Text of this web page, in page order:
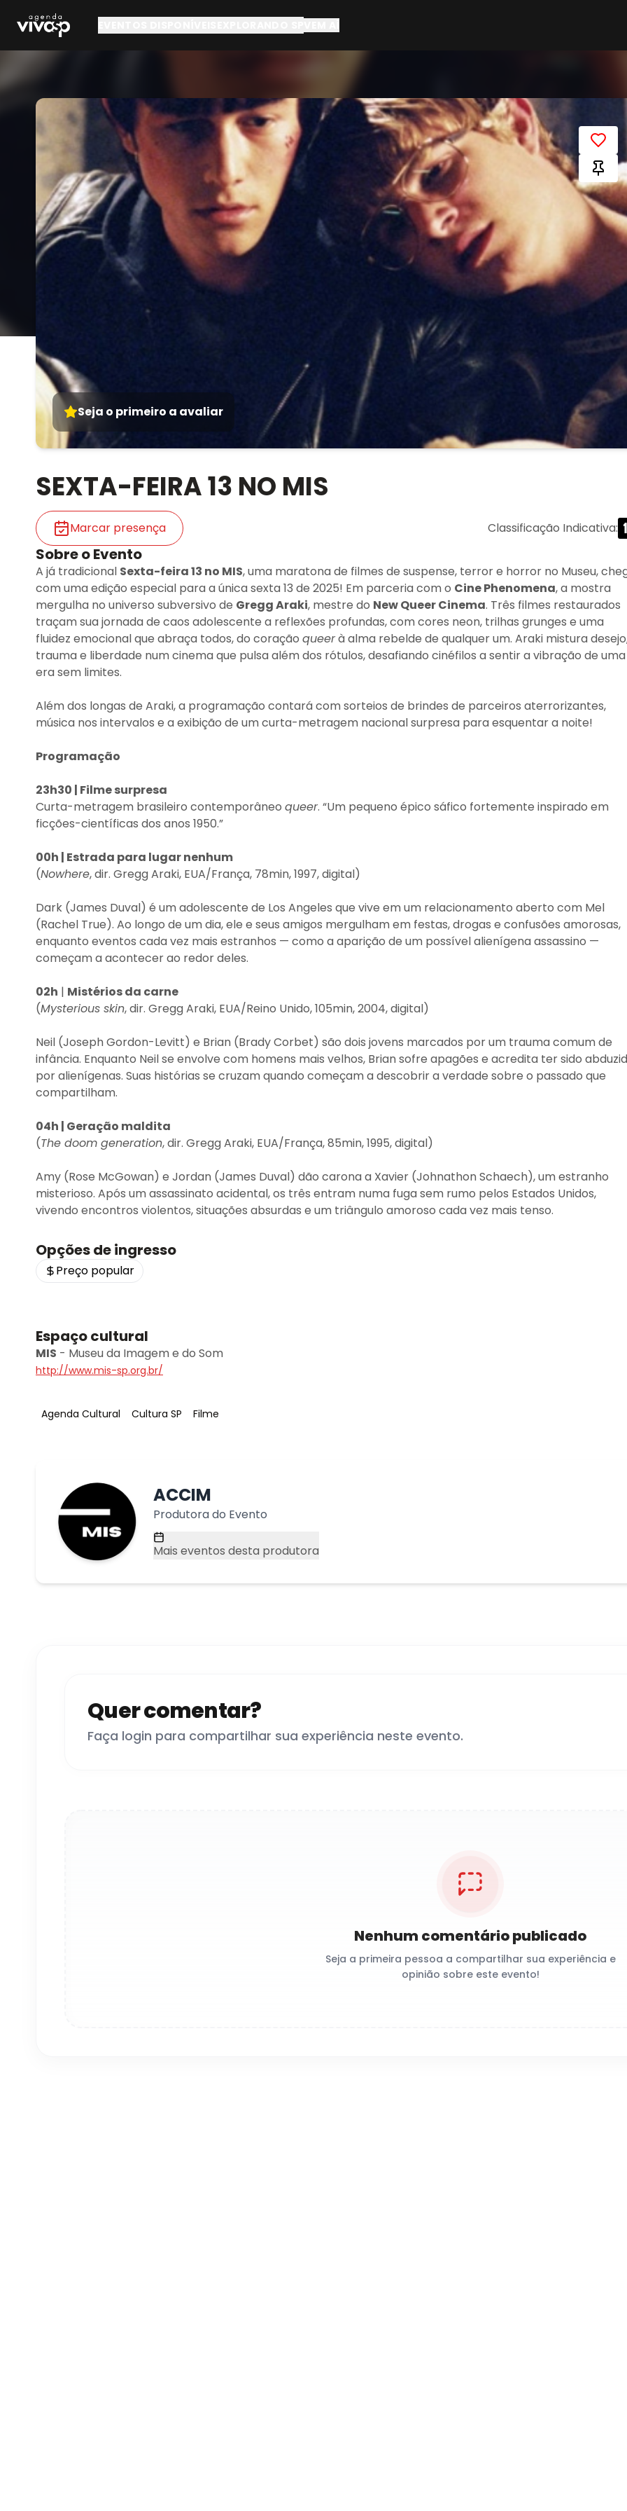
Seja o primeiro a avaliar
SEXTA-FEIRA 13 NO MIS
Marcar presença Classificação Indicativa:
Sobre o Evento
A já tradicional Sexta-feira 13 no MIS, uma maratona de filmes de suspense, terror e horror no Museu,
com uma edição especial para a única sexta 13 de 2025! Em parceria com o Cine Phenomena, a mostra
mergulha no universo subversivo de Gregg Araki, mestre do New Queer Cinema. Três filmes restaurados
traçam sua jornada de caos adolescente a reflexões profundas, com cores neon, trilhas grunges e uma
fluidez emocional que abraça todos, do coração queerà alma rebelde de qualquer um. Araki mistura
trauma e liberdade num cinema que pulsa além dos rótulos, desafiando cinéfilos a sentir a vibração de uma
era sem limites.
Além dos longas de Araki, a programação contará com sorteios de brindes de parceiros aterrorizantes,
música nos intervalos e a exibição de um curta-metragem nacional surpresa para esquentar a noite!
Programação
23h30 | Filme surpresa
Curta-metragem brasileiro contemporâneo queer. “Um pequeno épico sáfico fortemente inspirado em
ficções-científicas dos anos 1950.”
00h | Estrada para lugar nenhum
(Nowhere, dir. Gregg Araki, EUA/França, 78min, 1997, digital)
Dark (James Duval) é um adolescente de Los Angeles que vive em um relacionamento aberto com Mel
(Rachel True). Ao longo de um dia, ele e seus amigos mergulham em festas, drogas e confusões amorosas,
enquanto eventos cada vez mais estranhos — como a aparição de um possível alienígena assassino —
começam a acontecer ao redor deles.
02h | Mistérios da carne
(Mysterious skin, dir. Gregg Araki, EUA/Reino Unido, 105min, 2004, digital)
Neil (Joseph Gordon-Levitt) e Brian (Brady Corbet) são dois jovens marcados por um trauma comum de
infância. Enquanto Neil se envolve com homens mais velhos, Brian sofre apagões e acredita ter sido
por alienígenas. Suas histórias se cruzam quando começam a descobrir a verdade sobre o passado que
compartilham.
04h | Geração maldita
(The doom generation, dir. Gregg Araki, EUA/França, 85min, 1995, digital)
Amy (Rose McGowan) e Jordan (James Duval) dão carona a Xavier (Johnathon Schaech), um estranho
misterioso. Após um assassinato acidental, os três entram numa fuga sem rumo pelos Estados Unidos,
vivendo encontros violentos, situações absurdas e um triângulo amoroso cada vez mais tenso.
Opções de ingresso
Preço popular
Espaço cultural
MIS - Museu da Imagem e do Som
http://www.mis-sp.org.br/
Tag:
Agenda Cultural Tag:
Cultura SP Tag:
Filme
ACCIM
Produtora do Evento
Mais eventos desta produtora
Quer comentar?
Faça login para compartilhar sua experiência neste evento.
Nenhum comentário publicado
Seja a primeira pessoa a compartilhar sua experiência e
opinião sobre este evento!